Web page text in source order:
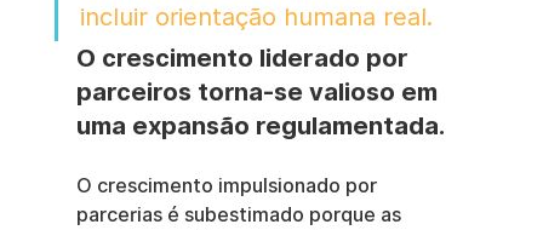
incluir orientação humana real.
O crescimento liderado por
parceiros torna-se valioso em
uma expansão regulamentada.
O crescimento impulsionado por
parcerias é subestimado porque as